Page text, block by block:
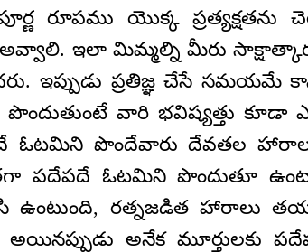
రూపము యొక్క ప్రత్యక్షతను
ఇలా మిమ్మల్ని మీరు
ఇప్పుడు ప్రతిజ్ఞ చేసే
వారి భవిష్యత్తు కూడా
ఓటమిని పొందేవారు దేవతల
పదేపదే ఓటమిని పొందుతూ
ఉంటుంది, రత్నజడిత హారాలు
అయినప్పుడు అనేక మూర్తులకు